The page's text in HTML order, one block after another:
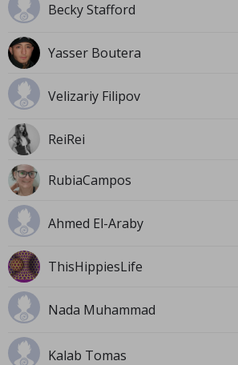
Becky Stafford
Yasser Boutera
Velizariy Filipov
ReiRei
RubiaCampos
Ahmed El-Araby
ThisHippiesLife
Nada Muhammad
Kalab Tomas